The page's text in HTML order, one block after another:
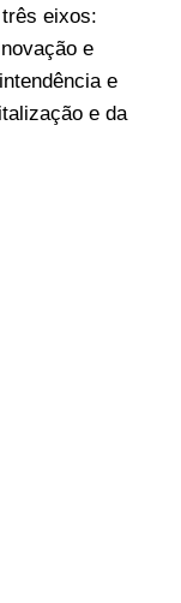
eixos:
e
e
e da